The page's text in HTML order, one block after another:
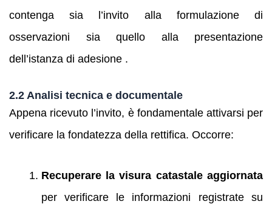
contenga sia l’invito alla formulazione di
osservazioni sia quello alla presentazione
dell’istanza di adesione .
2.2 Analisi tecnica e documentale
Appena ricevuto l’invito, è fondamentale attivarsi per
verificare la fondatezza della rettifica. Occorre:
Recuperare la visura catastale aggiornata
per verificare le informazioni registrate su